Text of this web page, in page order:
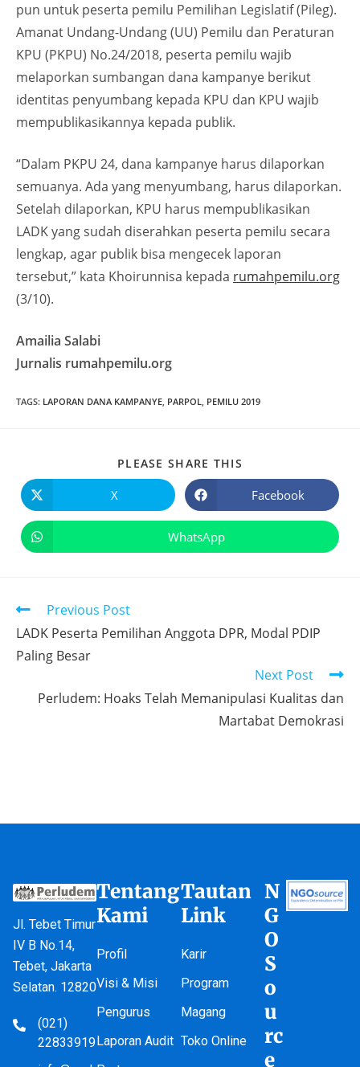
pun untuk peserta pemilu Pemilihan Legislatif (Pileg).
Amanat Undang-Undang (UU) Pemilu dan Peraturan
KPU (PKPU) No.24/2018, peserta pemilu wajib
melaporkan sumbangan dana kampanye berikut
identitas penyumbang kepada KPU dan KPU wajib
mempublikasikannya kepada publik.
“Dalam PKPU 24, dana kampanye harus dilaporkan
semuanya. Ada yang menyumbang, harus dilaporkan.
Setelah dilaporkan, KPU harus mempublikasikan
LADK yang sudah diserahkan peserta pemilu secara
lengkap, agar publik bisa mengecek laporan
tersebut,” kata Khoirunnisa kepada rumahpemilu.org
(3/10).
Amailia Salabi
Jurnalis rumahpemilu.org
TAGS: LAPORAN DANA KAMPANYE, PARPOL, PEMILU 2019
PLEASE SHARE THIS
X Facebook
WhatsApp
Previous Post
LADK Peserta Pemilihan Anggota DPR, Modal PDIP
Paling Besar
Next Post
Perludem: Hoaks Telah Memanipulasi Kualitas dan
Martabat Demokrasi
Jl. Tebet Timur
IV B No.14,
Tebet, Jakarta
Selatan. 12820
(021)
22833919
Tentang
Kami
Profil
Visi & Misi
Pengurus
Laporan Audit
Tautan
Link
Karir
Program
Magang
Toko Online
N
G
O
S
o
u
rc
e